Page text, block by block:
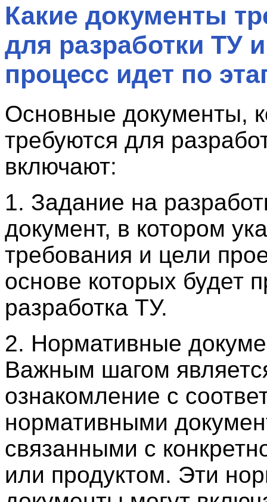
Какие документы
для разработки ТУ
процесс идет по
Основные документы,
требуются для
включают:
1. Задание на
документ, в котором
требования и цели
основе которых будет
разработка ТУ.
2. Нормативные
Важным шагом
ознакомление с
нормативными
связанными с
или продуктом. Эти